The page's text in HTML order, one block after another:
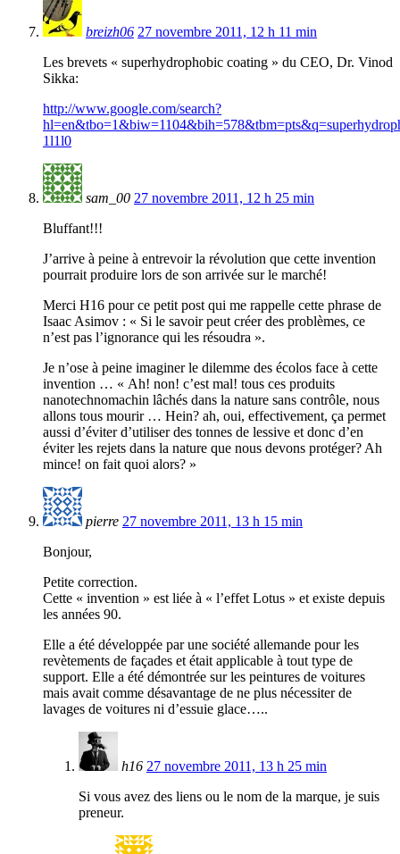
breizh06 27 novembre 2011, 12 h 11 min
Les brevets « superhydrophobic coating » du CEO, Dr. Vinod
Sikka:
http://www.google.com/search?
1l1l0
sam_00 27 novembre 2011, 12 h 25 min
Bluffant!!!
J’arrive à peine à entrevoir la révolution que cette invention
pourrait produire lors de son arrivée sur le marché!
Merci H16 pour ce petit post qui me rappelle cette phrase de
Isaac Asimov : « Si le savoir peut créer des problèmes, ce
n’est pas l’ignorance qui les résoudra ».
Je n’ose à peine imaginer le dilemme des écolos face à cette
invention … « Ah! non! c’est mal! tous ces produits
nanotechnomachin lâchés dans la nature sans contrôle, nous
allons tous mourir … Hein? ah, oui, effectivement, ça permet
aussi d’éviter d’utiliser des tonnes de lessive et donc d’en
éviter les rejets dans la nature que nous devons protéger? Ah
mince! on fait quoi alors? »
pierre 27 novembre 2011, 13 h 15 min
Bonjour,
Petite correction.
Cette « invention » est liée à « l’effet Lotus » et existe depuis
les années 90.
Elle a été développée par une société allemande pour les
revètements de façades et était applicable à tout type de
support. Elle a été démontrée sur les peintures de voitures
mais avait comme désavantage de ne plus nécessiter de
lavages de voitures ni d’essuie glace…..
h16 27 novembre 2011, 13 h 25 min
Si vous avez des liens ou le nom de la marque, je suis
preneur.